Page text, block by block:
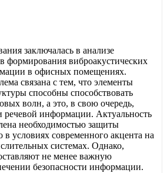
заключалась в анализе
формирования виброакустических
в офисных помещениях.
связана с тем, что элементы
способны способствовать
волн, а это, в свою очередь,
речевой информации. Актуальность
необходимостью защиты
условиях современного акцента на
системах. Однако,
не менее важную
безопасности информации.